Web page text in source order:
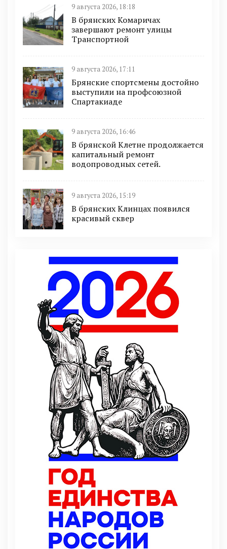
9 августа 2026, 18:18
В брянских Комаричах
завершают ремонт улицы
Транспортной
9 августа 2026, 17:11
Брянские спортсмены достойно
выступили на профсоюзной
Спартакиаде
9 августа 2026, 16:46
В брянской Клетне продолжается
капитальный ремонт
водопроводных сетей.
9 августа 2026, 15:19
В брянских Клинцах появился
красивый сквер